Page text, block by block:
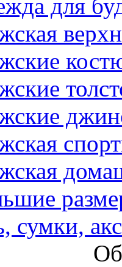
для
сумки,